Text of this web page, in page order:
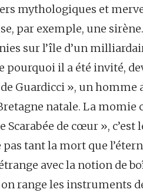
mythologiques et
par exemple, une
sur l’île d’un
pourquoi il a été invité,
Guardicci », un
natale. La momie
Scarabée de cœur »,
pas tant la mort que
avec la notion de
range les instruments